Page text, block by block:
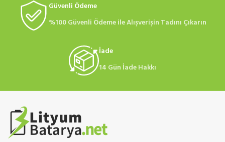
Güvenli Ödeme
%100 Güvenli Ödeme ile Alışverişin Tadını Çıkarın
İade
14 Gün İade Hakkı